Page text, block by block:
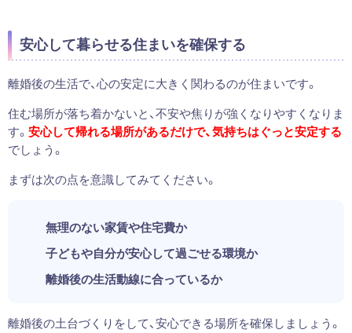
安心して暮らせる住まいを確保する
離婚後の生活で、心の安定に大きく関わるのが住まいです。
住む場所が落ち着かないと、不安や焦りが強くなりやすくなりま
す。 安心して帰れる場所があるだけで、気持ちはぐっと安定する
でしょう。
まずは次の点を意識してみてください。
無理のない家賃や住宅費か
子どもや自分が安心して過ごせる環境か
離婚後の生活動線に合っているか
離婚後の土台づくりをして、安心できる場所を確保しましょう。